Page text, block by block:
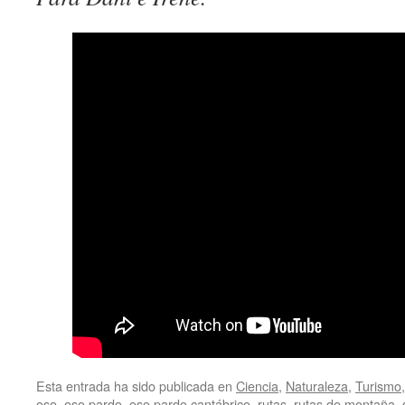
Esta entrada ha sido publicada en Ciencia, Naturaleza, Turismo